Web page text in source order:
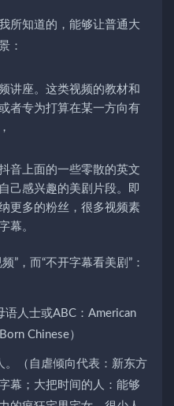
所知道的，能够让普通大
：
讲座。这类视频的教材和
者专为打算在某一方向有
音上面的一些零散的英文
己感兴趣的美剧片段。即
更多的粉丝，很多视频素
幕。
”，而“不开字幕看美剧”：
人士或ABC：American
Chinese）
。（自虐倾向代表：新东方
幕；大把时间的人：能够